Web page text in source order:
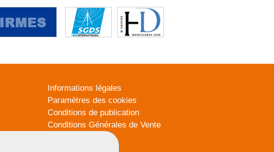
Informations légales
Paramètres des cookies
Conditions de publication
Conditions Générales de Vente